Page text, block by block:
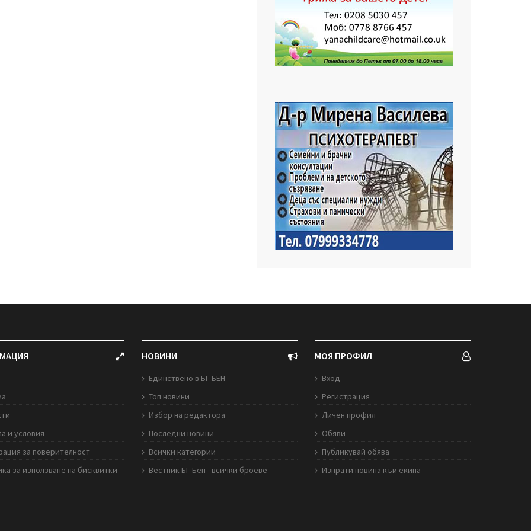
и условия
за поверителност
за използване на бисквитки
НОВИНИ
Единствено в БГ БЕН
Топ новини
Избор на редактора
Последни новини
Всички категории
Вестник БГ Бен - всички броеве
МОЯ ПРОФИЛ
Вход
Регистрация
Личен профил
Обяви
Публикувай обява
Изпрати новина към екипа